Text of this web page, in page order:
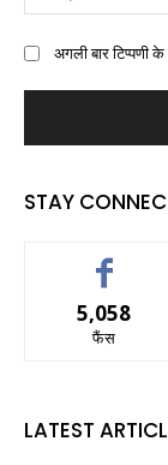
अगली बार टिप्पणी
STAY
5,058
फैंस
LATEST